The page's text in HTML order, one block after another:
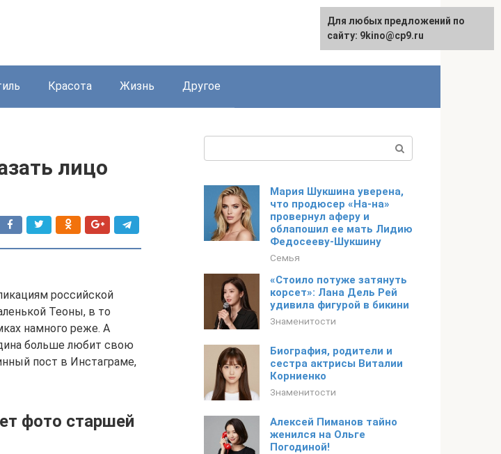
English
Красота Жизнь Другое
лицо
российской
Теоны, в то
намного реже. А
больше любит свою
пост в Инстаграме,
фото старшей
Мария Шукшина уверена,
что продюсер «На-на»
провернул аферу и
облапошил ее мать Лидию
Федосееву-Шукшину
Семья
«Стоило потуже затянуть
корсет»: Лана Дель Рей
удивила фигурой в бикини
Знаменитости
Биография, родители и
сестра актрисы Виталии
Корниенко
Знаменитости
Алексей Пиманов тайно
женился на Ольге
Погодиной!
Для любых предложений по
сайту: 9kino@cp9.ru